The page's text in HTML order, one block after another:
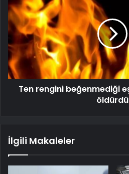
Ten rengini beğenmediği
öldürdü
İlgili Makaleler